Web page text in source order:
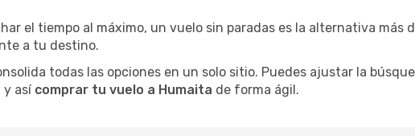
el tiempo al máximo, un vuelo sin paradas es la alternativa más
a tu destino.
todas las opciones en un solo sitio. Puedes ajustar la
y así comprar tu vuelo a Humaita de forma ágil.